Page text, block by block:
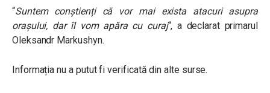
“Suntem conștienți că vor mai exista atacuri asupra
orașului, dar îl vom apăra cu curaj“, a declarat primarul
Oleksandr Markushyn.
Informația nu a putut fi verificată din alte surse.